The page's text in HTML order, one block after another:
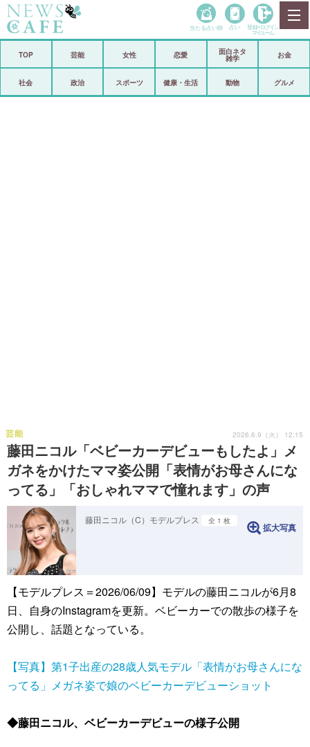
政治
当たる占い師 占い 登録• ログイン
マイルーム
TOP 芸能 女性 恋愛
面白ネタ
雑学
お金
社会 政治 スポーツ 健康・生活 動物 グルメ
藤田ニコル「ベビーカーデビューもしたよ」メ
ガネをかけたママ姿公開「表情がお母さんにな
ってる」「おしゃれママで憧れます」の声
芸能 2026.6.9（火） 12:15
藤田ニコル（C）モデルプレス 全 1 枚
拡大写真
【モデルプレス＝2026/06/09】モデルの藤田ニコルが6月8
日、自身のInstagramを更新。ベビーカーでの散歩の様子を
公開し、話題となっている。
【写真】第1子出産の28歳人気モデル「表情がお母さんにな
ってる」メガネ姿で娘のベビーカーデビューショット
◆藤田ニコル、ベビーカーデビューの様子公開